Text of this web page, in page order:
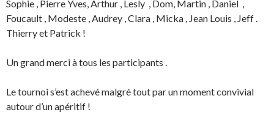
Sophie , Pierre Yves, Arthur , Lesly , Dom, Martin , Daniel ,
Foucault , Modeste , Audrey , Clara , Micka , Jean Louis , Jeff .
Thierry et Patrick !
Un grand merci à tous les participants .
Le tournoi s’est achevé malgré tout par un moment convivial
autour d’un apéritif !